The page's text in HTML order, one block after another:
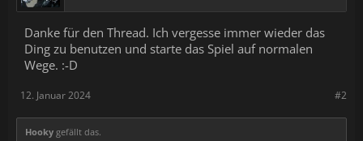
Danke für den Thread. Ich vergesse immer wieder das
Ding zu benutzen und starte das Spiel auf normalen
Wege. :-D
#2
12. Januar 2024
Hooky gefällt das.